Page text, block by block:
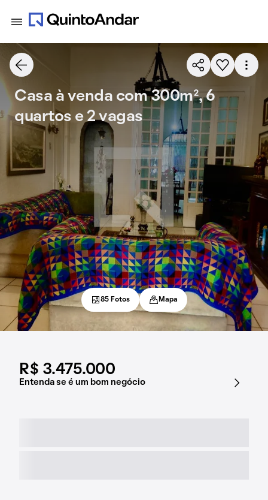
R$ 3.475.000
Entenda se é um bom negócio
Casa à venda com 300m², 6
quartos e 2 vagas
85 Fotos Mapa